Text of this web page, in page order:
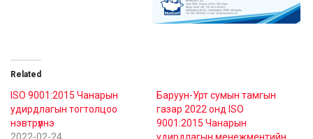
Related
ISO 9001:2015 Чанарын
удирдлагын тогтолцоо
нэвтрүүлнэ
Баруун-Урт сумын тамгын
газар 2022 онд ISO
9001:2015 Чанарын